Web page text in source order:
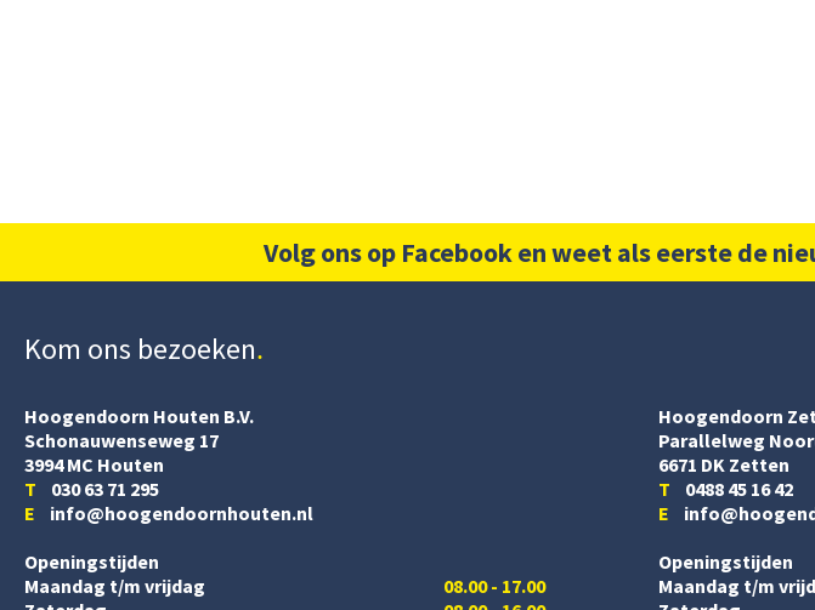
Volg ons op Facebook en weet als eerste de
Kom ons bezoeken
Hoogendoorn Houten B.V.
Schonauwenseweg 17
3994 MC Houten
T 030 63 71 295
E info@hoogendoornhouten.nl
Openingstijden
Maandag t/m vrijdag
08.00 - 17.00
Hoogendoorn
Parallelweg
6671 DK Zetten
T 0488 45 16 42
E
Openingstijden
Maandag t/m